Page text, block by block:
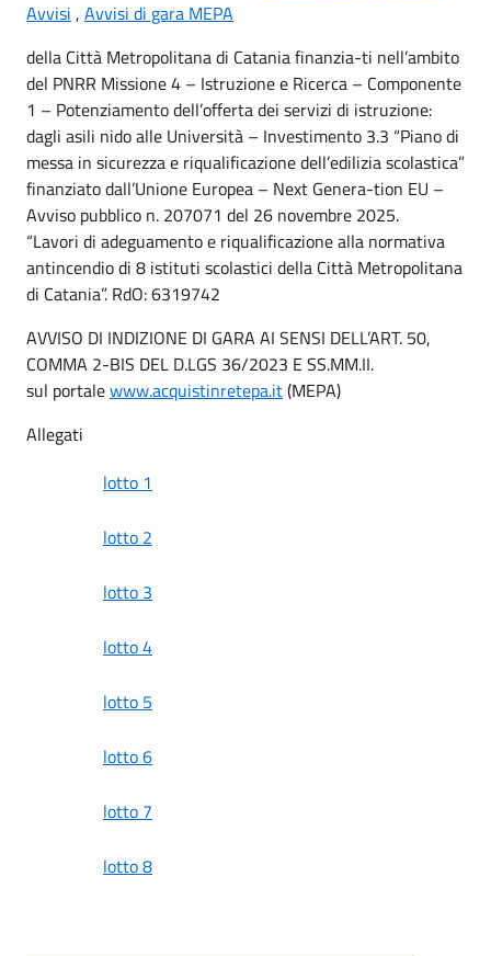
Avvisi , Avvisi di gara MEPA
della Città Metropolitana di Catania finanzia-ti nell’ambito
del PNRR Missione 4 – Istruzione e Ricerca – Componente
1 – Potenziamento dell’offerta dei servizi di istruzione:
dagli asili nido alle Università – Investimento 3.3 “Piano di
messa in sicurezza e riqualificazione dell’edilizia scolastica”
finanziato dall’Unione Europea – Next Genera-tion EU –
Avviso pubblico n. 207071 del 26 novembre 2025.
“Lavori di adeguamento e riqualificazione alla normativa
antincendio di 8 istituti scolastici della Città Metropolitana
di Catania”. RdO: 6319742
AVVISO DI INDIZIONE DI GARA AI SENSI DELL’ART. 50,
COMMA 2-BIS DEL D.LGS 36/2023 E SS.MM.II.
sul portalewww.acquistinretepa.it(MEPA)
Allegati
lotto 1
lotto 2
lotto 3
lotto 4
lotto 5
lotto 6
lotto 7
lotto 8